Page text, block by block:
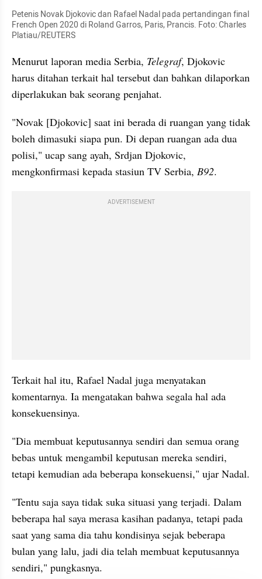
Petenis Novak Djokovic dan Rafael Nadal pada pertandingan final
French Open 2020 di Roland Garros, Paris, Prancis. Foto: Charles
Platiau/REUTERS
Menurut laporan media Serbia, Telegraf, Djokovic
harus ditahan terkait hal tersebut dan bahkan dilaporkan
diperlakukan bak seorang penjahat.
"Novak [Djokovic] saat ini berada di ruangan yang tidak
boleh dimasuki siapa pun. Di depan ruangan ada dua
polisi," ucap sang ayah, Srdjan Djokovic,
mengkonfirmasi kepada stasiun TV Serbia, B92.
ADVERTISEMENT
Terkait hal itu, Rafael Nadal juga menyatakan
komentarnya. Ia mengatakan bahwa segala hal ada
konsekuensinya.
"Dia membuat keputusannya sendiri dan semua orang
bebas untuk mengambil keputusan mereka sendiri,
tetapi kemudian ada beberapa konsekuensi," ujar Nadal.
"Tentu saja saya tidak suka situasi yang terjadi. Dalam
beberapa hal saya merasa kasihan padanya, tetapi pada
saat yang sama dia tahu kondisinya sejak beberapa
bulan yang lalu, jadi dia telah membuat keputusannya
sendiri," pungkasnya.